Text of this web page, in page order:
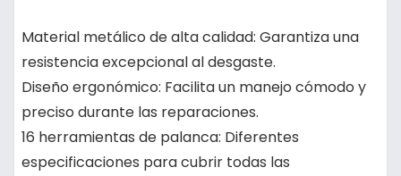
Material metálico de alta calidad: Garantiza una
resistencia excepcional al desgaste.
Diseño ergonómico: Facilita un manejo cómodo y
preciso durante las reparaciones.
16 herramientas de palanca: Diferentes
especificaciones para cubrir todas las